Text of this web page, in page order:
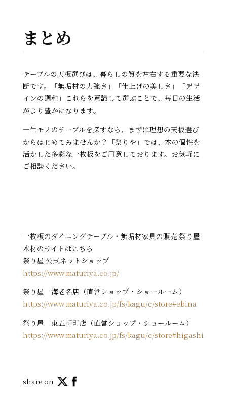
まとめ
テーブルの天板選びは、暮らしの質を左右する重要な決
断です。「無垢材の力強さ」「仕上げの美しさ」「デザ
インの調和」――これらを意識して選ぶことで、毎日の生活
がより豊かになります。
一生モノのテーブルを探すなら、まずは理想の天板選び
からはじめてみませんか？「祭りや」では、木の個性を
活かした多彩な一枚板をご用意しております。お気軽に
ご相談ください。
一枚板のダイニングテーブル・無垢材家具の販売 祭り屋
木材のサイトはこちら
祭り屋 公式ネットショップ
https://www.maturiya.co.jp/
祭り屋 海老名店（直営ショップ・ショールーム）
https://www.maturiya.co.jp/fs/kagu/c/store#ebina
祭り屋 東五軒町店（直営ショップ・ショールーム）
https://www.maturiya.co.jp/fs/kagu/c/store#higashi
share on